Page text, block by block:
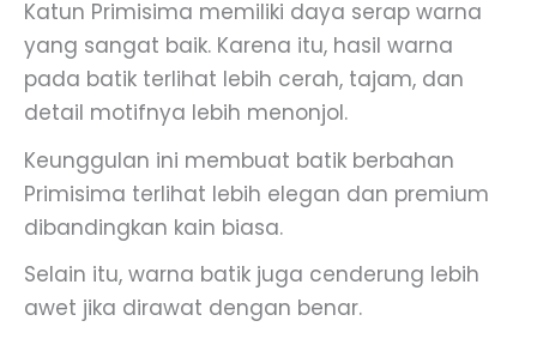
Katun Primisima memiliki daya serap warna
yang sangat baik. Karena itu, hasil warna
pada batik terlihat lebih cerah, tajam, dan
detail motifnya lebih menonjol.
Keunggulan ini membuat batik berbahan
Primisima terlihat lebih elegan dan premium
dibandingkan kain biasa.
Selain itu, warna batik juga cenderung lebih
awet jika dirawat dengan benar.